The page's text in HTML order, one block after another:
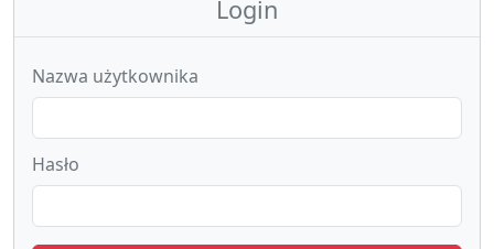
Login
Nazwa użytkownika
Hasło